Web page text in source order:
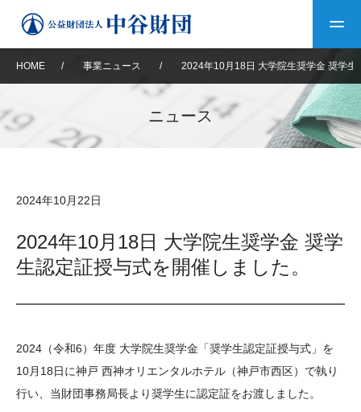
トップ
設立趣意書 財団概要
沿革 40年史デジタルブック
中谷財団40年史
役員・評議員 公開情報
中谷財団事業紹介 中谷賞
神戸賞 長期大型研究助成
大学院生奨学金
国際学生交流プログラ
ム
中谷財団動画紹介
基本方針
アクセス よくあるご質問
HOME / 事業ニュース / 2024年10月18日 大学院生奨学金 奨学
ニュース
2024年10月22日
2024年10月18日 大学院生奨学金 奨学
生認定証授与式を開催しました。
2024（令和6）年度 大学院生奨学金「奨学生認定証授与式」を
10月18日に神戸 西神オリエンタルホテル（神戸市西区）で執り
行い、当財団事務局長より奨学生に認定証をお渡しました。